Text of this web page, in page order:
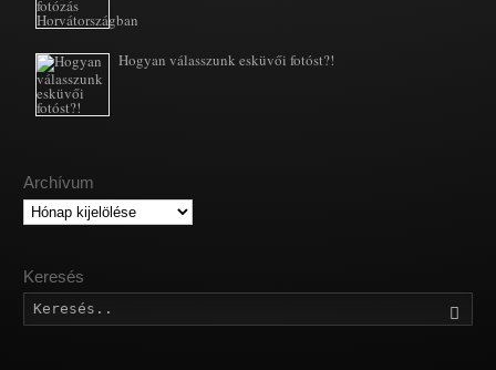
Hogyan válasszunk esküvői fotóst?!
Archívum
Archívum
Keresés